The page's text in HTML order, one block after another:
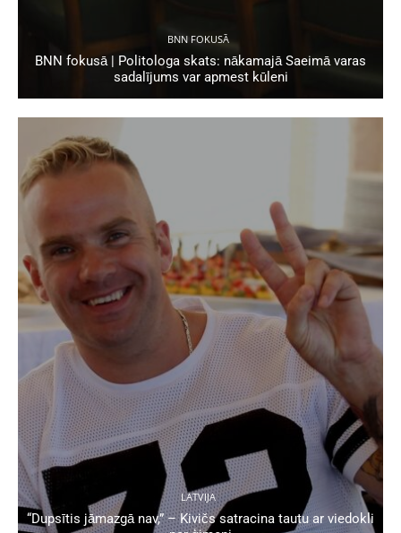
BNN FOKUSĀ
BNN fokusā | Politologa skats: nākamajā Saeimā varas
sadalījums var apmest kūleni
LATVIJA
“Dupsītis jāmazgā nav,” – Kivičs satracina tautu ar viedokli